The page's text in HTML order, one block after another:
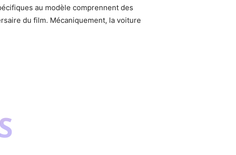
au modèle comprennent des
du film. Mécaniquement, la voiture